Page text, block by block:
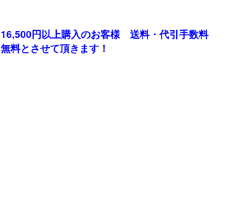
16,500円以上購入のお客様 送料・代引手数料
無料とさせて頂きます！